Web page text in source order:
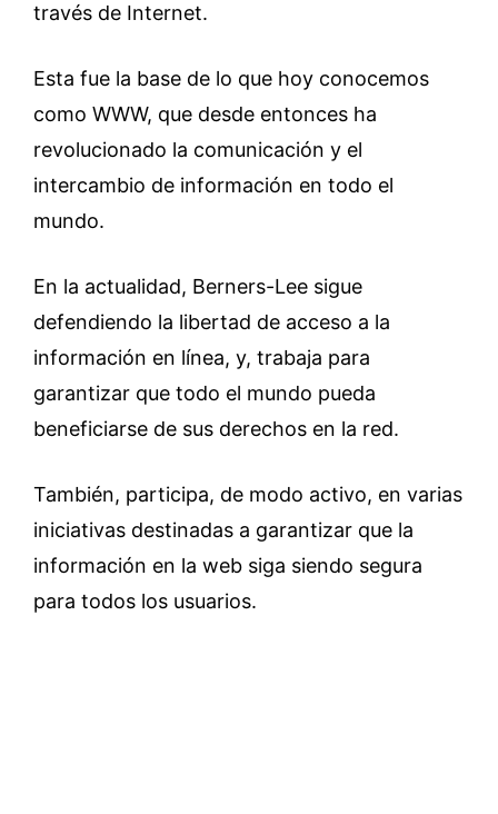
través de Internet.
Esta fue la base de lo que hoy conocemos
como WWW, que desde entonces ha
revolucionado la comunicación y el
intercambio de información en todo el
mundo.
En la actualidad, Berners-Lee sigue
defendiendo la libertad de acceso a la
información en línea, y, trabaja para
garantizar que todo el mundo pueda
beneficiarse de sus derechos en la red.
También, participa, de modo activo, en varias
iniciativas destinadas a garantizar que la
información en la web siga siendo segura
para todos los usuarios.